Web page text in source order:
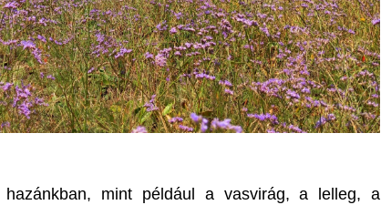
mint például a vasvirág, a lelleg, a